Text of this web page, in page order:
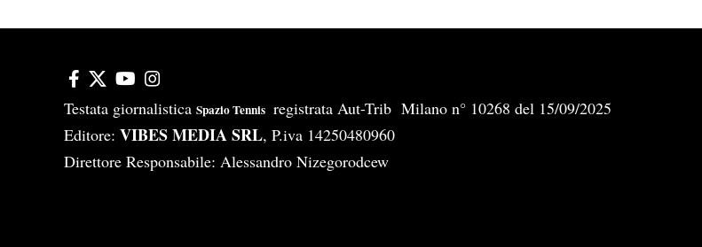
Testata giornalistica Spazio Tennis registrata Aut-Trib Milano n° 10268 del 15/09/2025
Editore: VIBES MEDIA SRL, P.iva 14250480960
Direttore Responsabile: Alessandro Nizegorodcew